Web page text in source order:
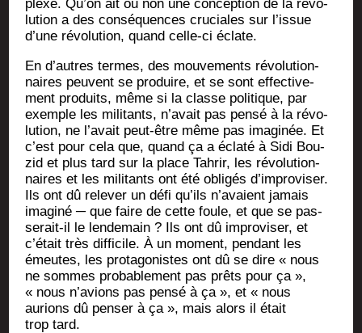
plexe. Qu’on ait ou non une concep­tion de la révo­
lu­tion a des consé­quences cru­ciales sur l’issue
d’une révo­lu­tion, quand celle-ci éclate.
En d’autres termes, des mou­ve­ments révo­lu­tion­
naires peuvent se pro­duire, et se sont effec­ti­ve­
ment pro­duits, même si la classe poli­tique, par
exemple les mili­tants, n’avait pas pen­sé à la révo­
lu­tion, ne l’avait peut-être même pas ima­gi­née. Et
c’est pour cela que, quand ça a écla­té à Sidi Bou­
zid et plus tard sur la place Tah­rir, les révo­lu­tion­
naires et les mili­tants ont été obli­gés d’improviser.
Ils ont dû rele­ver un défi qu’ils n’avaient jamais
ima­gi­né ─ que faire de cette foule, et que se pas­
se­rait-il le len­de­main ? Ils ont dû impro­vi­ser, et
c’était très dif­fi­cile. À un moment, pen­dant les
émeutes, les pro­ta­go­nistes ont dû se dire « nous
ne sommes pro­ba­ble­ment pas prêts pour ça »,
« nous n’avions pas pen­sé à ça », et « nous
aurions dû pen­ser à ça », mais alors il était
trop tard.